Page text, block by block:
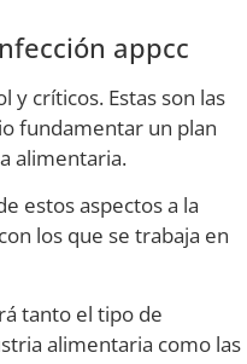
appcc
y críticos. Estas son las
fundamentar un plan
alimentaria.
estos aspectos a la
los que se trabaja en
tanto el tipo de
alimentaria como las